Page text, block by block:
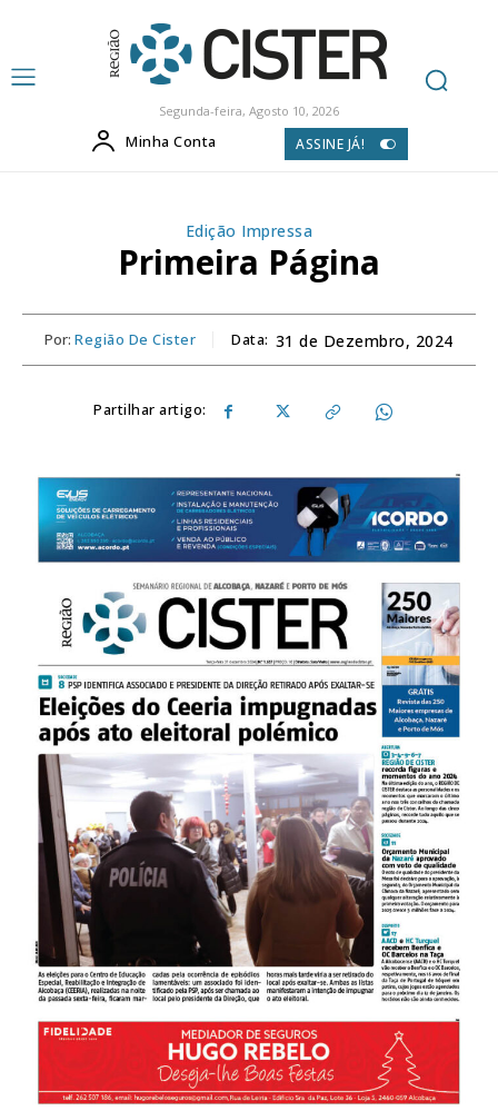
Segunda-feira, Agosto 10, 2026
Minha Conta ASSINE JÁ!
Edição Impressa
Primeira Página
Por: Região De Cister Data: 31 de Dezembro, 2024
Partilhar artigo: